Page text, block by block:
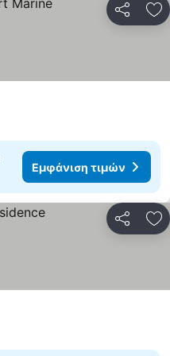
Εμφάνιση τιμών